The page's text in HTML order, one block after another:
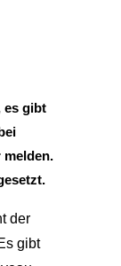
es gibt
der
gibt